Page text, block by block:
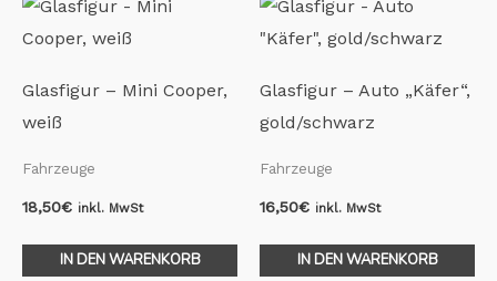
Glasfigur – Mini Cooper,
weiß
Fahrzeuge
18,50€ inkl. MwSt
IN DEN WARENKORB
Glasfigur – Auto „Käfer“,
gold/schwarz
Fahrzeuge
16,50€ inkl. MwSt
IN DEN WARENKORB